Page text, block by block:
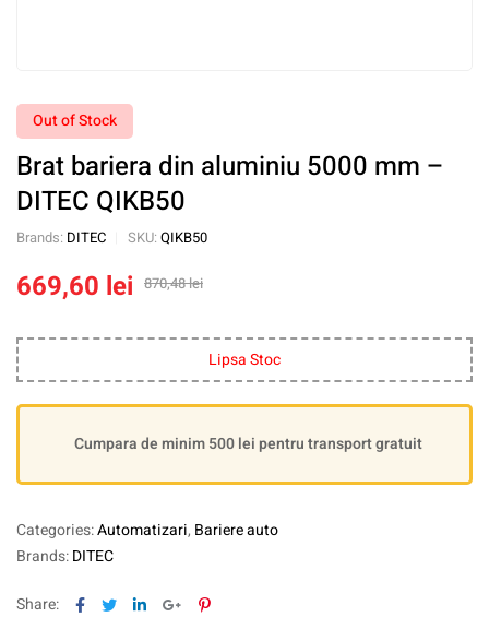
Out of Stock
Brat bariera din aluminiu 5000 mm –
DITEC QIKB50
Brands: DITEC SKU: QIKB50
870,48lei
669,60 lei
Lipsa Stoc
Cumpara de minim 500 lei pentru transport gratuit
Categories:Automatizari, Bariere auto
Brands:DITEC
Share: Facebook
TwitterLinkedinGoogle+Pinterest